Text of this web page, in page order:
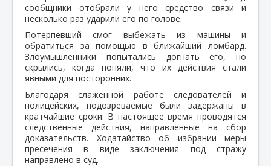
сообщники отобрали у него средство связи и
несколько раз ударили его по голове.
Потерпевший смог выбежать из машины и
обратиться за помощью в ближайший ломбард.
Злоумышленники попытались догнать его, но
скрылись, когда поняли, что их действия стали
явными для посторонних.
Благодаря слаженной работе следователей и
полицейских, подозреваемые были задержаны в
кратчайшие сроки. В настоящее время проводятся
следственные действия, направленные на сбор
доказательств. Ходатайство об избрании меры
пресечения в виде заключения под стражу
направлено в суд.